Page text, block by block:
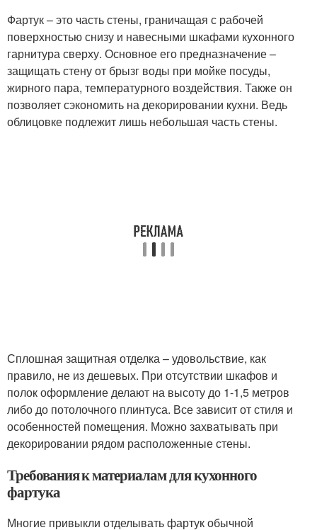
Фартук – это часть стены, граничащая с рабочей
поверхностью снизу и навесными шкафами кухонного
гарнитура сверху. Основное его предназначение –
защищать стену от брызг воды при мойке посуды,
жирного пара, температурного воздействия. Также он
позволяет сэкономить на декорировании кухни. Ведь
облицовке подлежит лишь небольшая часть стены.
Сплошная защитная отделка – удовольствие, как
правило, не из дешевых. При отсутствии шкафов и
полок оформление делают на высоту до 1-1,5 метров
либо до потолочного плинтуса. Все зависит от стиля и
особенностей помещения. Можно захватывать при
декорировании рядом расположенные стены.
Требования к материалам для кухонного
фартука
Многие привыкли отделывать фартук обычной